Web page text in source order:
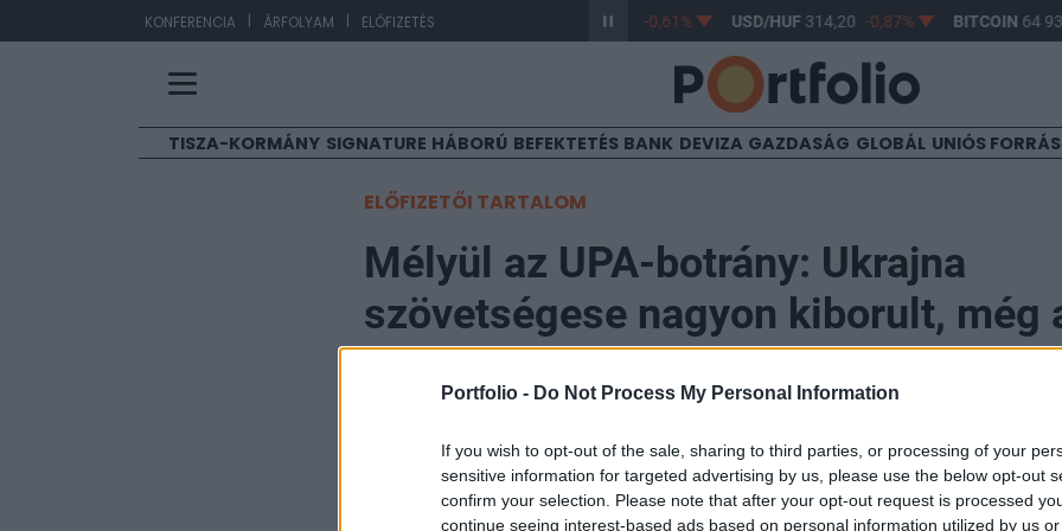
Portfolio - Do Not Process My Personal Information
If you wish to opt-out of the sale, sharing to third parties, or processing of your
sensitive information for targeted advertising by us, please use the below opt-out
confirm your selection. Please note that after your opt-out request is processed
continue seeing interest-based ads based on personal information utilized by us
KONFERENCIA | ÁRFOLYAM | ELŐFIZETÉS 363,17 -0,61% USD/HUF 314,20 -0,87% BITCOIN64
TISZA-KORMÁNY SIGNATURE HÁBORÚ BEFEKTETÉS BANK DEVIZA GAZDASÁG GLOBÁL UNIÓS
ELŐFIZETŐI TARTALOM
Mélyül az UPA-botrány: Ukrajna
szövetségese nagyon kiborult, még
zászlót is leszedik
2026. június 01. 14:59
A lengyelországi Lublin városa eltávolította az ukrán zászlót a